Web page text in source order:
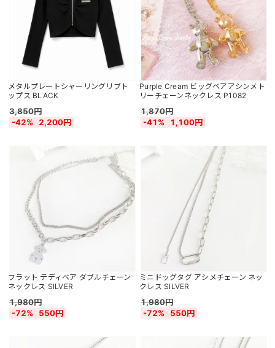
メタルプレートシャーリングリブト
ップス BLACK
3,850円
-42%
2,200円
Purple Cream ビッグベアアシンメト
リーチェーンネックレス P1082
1,870円
-41%
1,100円
フラット テディベア ダブルチェーン
ネックレス SILVER
1,980円
-72%
550円
ミニドッグタグ アシメチェーン ネッ
クレス SILVER
1,980円
-72%
550円